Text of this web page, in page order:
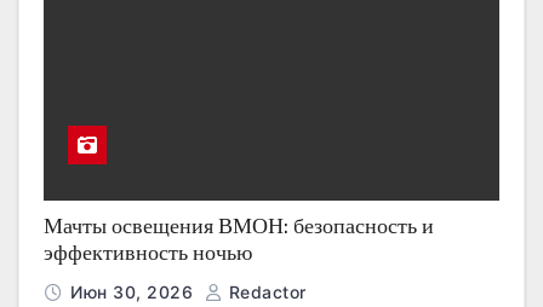
Мачты освещения ВМОН: безопасность и
эффективность ночью
Июн 30, 2026 Redactor